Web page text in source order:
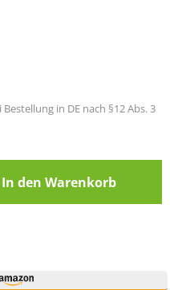
in DE nach §12 Abs. 3
gewünschten
In den Warenkorb